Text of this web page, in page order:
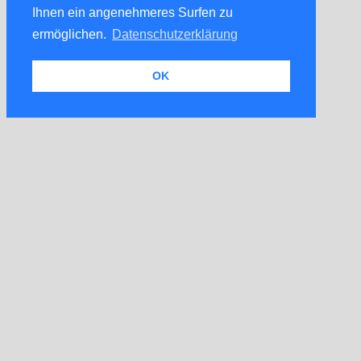
Ihnen ein angenehmeres Surfen zu
ermöglichen. Datenschutzerklärung
OK